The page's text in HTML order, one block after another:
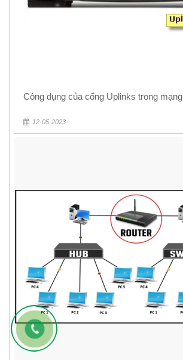
Công dụng của cổng Uplinks trong mạng
12-05-2023